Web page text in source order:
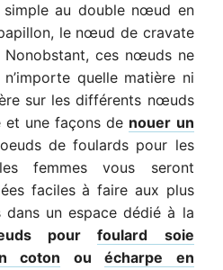
au double nœud en
le nœud de cravate
ces nœuds ne
quelle matière ni
sur les différents nœuds
une façons de nouer un
de foulards pour les
femmes vous seront
faciles à faire aux plus
dans un espace dédié à la
pourfoulard soie
coton ouécharpe en